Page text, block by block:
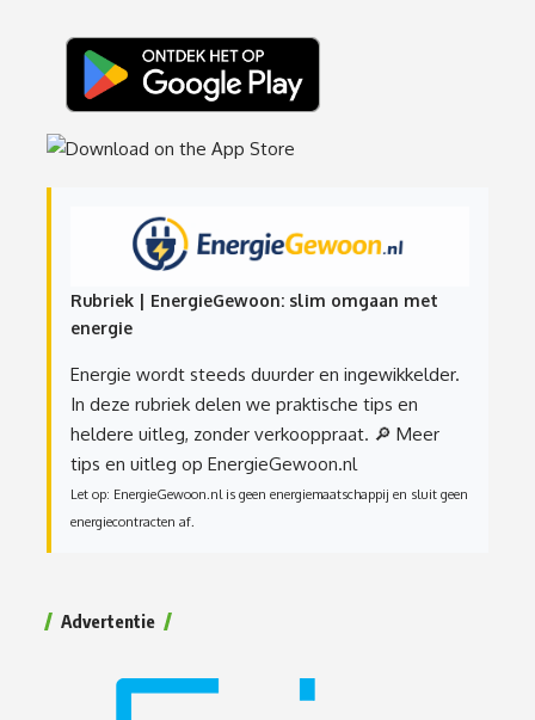
Rubriek | EnergieGewoon: slim omgaan met
energie
Energie wordt steeds duurder en ingewikkelder.
In deze rubriek delen we praktische tips en
heldere uitleg, zonder verkooppraat. 🔎 Meer
tips en uitleg op EnergieGewoon.nl
Let op: EnergieGewoon.nl is geen energiemaatschappij en sluit geen
energiecontracten af.
Advertentie